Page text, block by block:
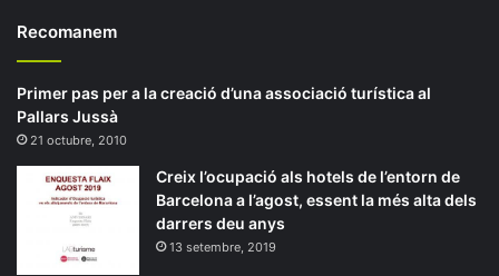
Recomanem
Primer pas per a la creació d’una associació turística al
Pallars Jussà
21 octubre, 2010
Creix l’ocupació als hotels de l’entorn de
Barcelona a l’agost, essent la més alta dels
darrers deu anys
13 setembre, 2019